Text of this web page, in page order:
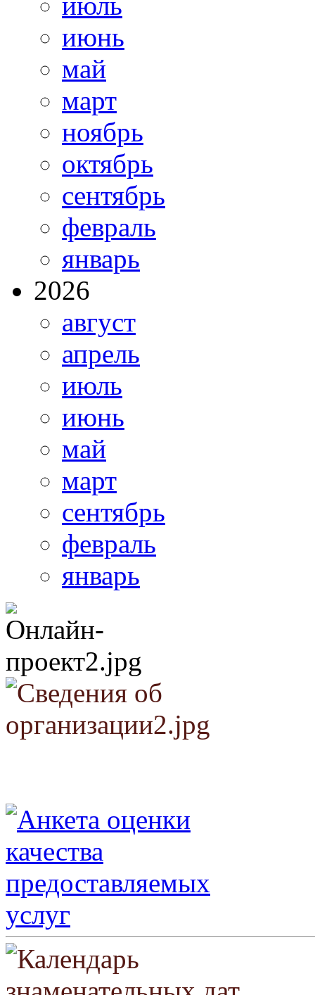
июнь
май
март
ноябрь
октябрь
сентябрь
февраль
январь
2026
август
апрель
июль
июнь
май
март
сентябрь
февраль
январь